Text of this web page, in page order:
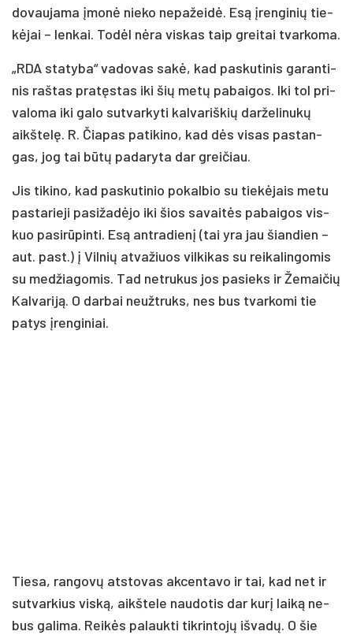
do­vau­ja­ma įmo­nė nie­ko ne­pa­žei­dė. Esą įren­gi­nių tie­
kė­jai – len­kai. To­dėl nė­ra vis­kas taip grei­tai tvar­ko­ma.
„RDA sta­ty­ba“ va­do­vas sa­kė, kad pa­sku­ti­nis ga­ran­ti­
nis raš­tas pra­tęs­tas iki šių me­tų pa­bai­gos. Iki tol pri­
va­lo­ma iki ga­lo su­tvar­ky­ti kal­va­riš­kių dar­že­li­nu­kų
aikš­te­lę. R. Čia­pas pa­ti­ki­no, kad dės vi­sas pa­stan­
gas, jog tai bū­tų pa­da­ry­ta dar grei­čiau.
Jis ti­ki­no, kad pa­sku­ti­nio po­kal­bio su tie­kė­jais me­tu
pa­sta­rie­ji pa­si­ža­dė­jo iki šios sa­vai­tės pa­bai­gos vis­
kuo pa­si­rū­pin­ti. Esą ant­ra­die­nį (tai yra jau šian­dien –
aut. pa­st.) į Vil­nių at­va­žiuos vil­ki­kas su rei­ka­lin­go­mis
su me­džia­go­mis. Tad ne­tru­kus jos pa­sieks ir Že­mai­čių
Kal­va­ri­ją. O dar­bai neužt­ruks, nes bus tvar­ko­mi tie
pa­tys įren­gi­niai.
Tie­sa, ran­go­vų at­sto­vas ak­cen­ta­vo ir tai, kad net ir
su­tvar­kius vis­ką, aikš­te­le nau­do­tis dar ku­rį lai­ką ne­
bus ga­li­ma. Rei­kės pa­lauk­ti tik­rin­to­jų iš­va­dų. O šie